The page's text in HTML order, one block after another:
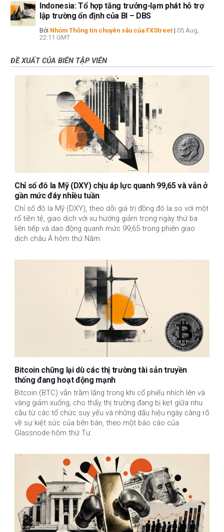
Indonesia: Tổ hợp tăng trưởng-lạm phát hỗ trợ
lập trường ổn định của BI – DBS
Bởi Nhóm Thông tin chuyên sâu của FXStreet | 05 Aug,
22:11 GMT
ĐỀ XUẤT CỦA BIÊN TẬP VIÊN
Chỉ số đô la Mỹ (DXY) chịu áp lực quanh 99,65 và vẫn ở
gần mức đáy nhiều tuần
Chỉ số đô la Mỹ (DXY), theo dõi giá trị đồng đô la so với một
rổ tiền tệ, giao dịch với xu hướng giảm trong ngày thứ ba
liên tiếp và dao động quanh mức 99,65 trong phiên giao
dịch châu Á hôm thứ Năm.
Bitcoin chững lại dù các thị trường tài sản truyền
thống đang hoạt động mạnh
Bitcoin (BTC) vẫn trầm lắng trong khi cổ phiếu nhích lên và
vàng giảm xuống, cho thấy thị trường đang bị kẹt giữa nhu
cầu từ các tổ chức suy yếu và những dấu hiệu ngày càng rõ
về sự kiệt sức của bên bán, theo một báo cáo của
Glassnode hôm thứ Tư.